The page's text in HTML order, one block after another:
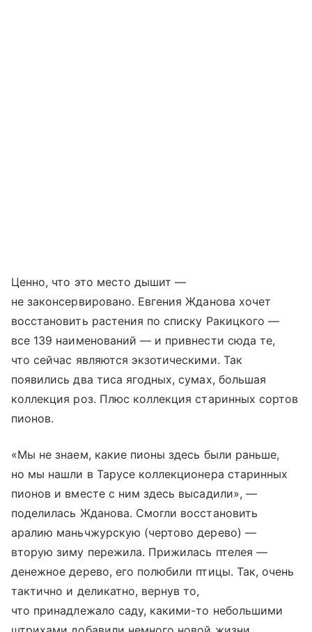
Ценно, что это место дышит —
не законсервировано. Евгения Жданова хочет
восстановить растения по списку Ракицкого —
все 139 наименований — и привнести сюда те,
что сейчас являются экзотическими. Так
появились два тиса ягодных, сумах, большая
коллекция роз. Плюс коллекция старинных сортов
пионов.
«Мы не знаем, какие пионы здесь были раньше,
но мы нашли в Тарусе коллекционера старинных
пионов и вместе с ним здесь высадили», —
поделилась Жданова. Смогли восстановить
аралию маньчжурскую (чертово дерево) —
вторую зиму пережила. Прижилась птелея —
денежное дерево, его полюбили птицы. Так, очень
тактично и деликатно, вернув то,
что принадлежало саду, какими-то небольшими